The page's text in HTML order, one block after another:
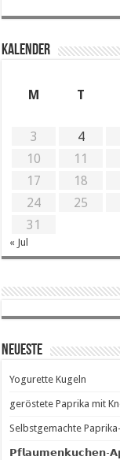
KALENDER
M
T
3
4
10
11
17
18
24
25
31
« Jul
Neueste
Yogurette Kugeln
geröstete Paprika mit
Selbstgemachte
𝗣𝗳𝗹𝗮𝘂𝗺𝗲𝗻𝗸𝘂𝗰𝗵𝗲𝗻-